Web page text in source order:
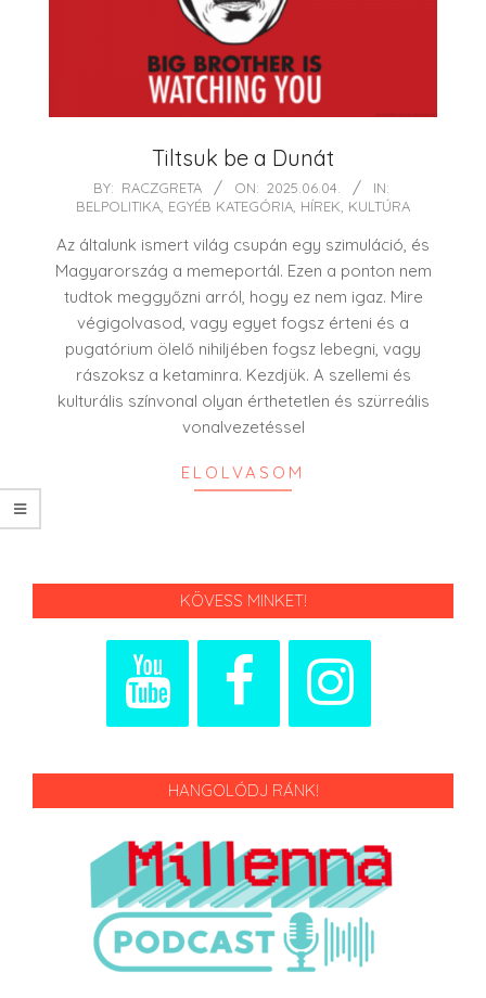
Tiltsuk be a Dunát
04
BY: RACZGRETA ON: 2025.06.04.
IN:
BELPOLITIKA, EGYÉB KATEGÓRIA, HÍREK, KULTÚRA
Az általunk ismert világ csupán egy szimuláció, és
Magyarország a memeportál. Ezen a ponton nem
tudtok meggyőzni arról, hogy ez nem igaz. Mire
végigolvasod, vagy egyet fogsz érteni és a
pugatórium ölelő nihiljében fogsz lebegni, vagy
rászoksz a ketaminra. Kezdjük. A szellemi és
kulturális színvonal olyan érthetetlen és szürreális
vonalvezetéssel
ELOLVASOM
KÖVESS MINKET!
HANGOLÓDJ RÁNK!